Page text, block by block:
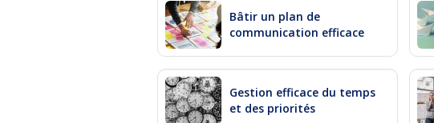
Bâtir un plan de
communication efficace
Gestion efficace du temps
et des priorités